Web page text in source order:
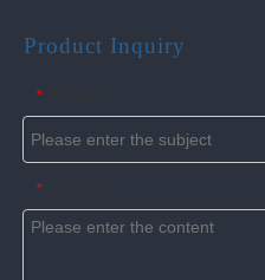
Product Inquiry
*
*